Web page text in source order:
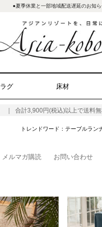
●夏季休業と一部地域配送遅延のお知
ラグ 床材
｜ 合計3,900円(税込)以上で送料
トレンドワード： テーブルラン
メルマガ購読 お問い合わせ